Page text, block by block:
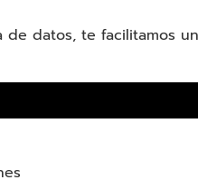
de datos, te facilitamos